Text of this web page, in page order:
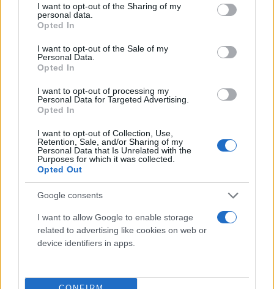
not limited to your visit or usage behaviour. You may click to
grant or deny consent to Google and its third-party tags to
use your data for below specified purposes in below Google
consent section.
I want to opt-out of the Sharing of my
personal data.
Opted In
I want to opt-out of the Sale of my
Personal Data.
Opted In
I want to opt-out of processing my
Personal Data for Targeted Advertising.
Opted In
I want to opt-out of Collection, Use,
Retention, Sale, and/or Sharing of my
Personal Data that Is Unrelated with the
Purposes for which it was collected.
Opted Out
Google consents
I want to allow Google to enable storage
related to advertising like cookies on web or
device identifiers in apps.
Ουσιαστικά έχει αρχίσει η αντίστροφη μέτρηση για
να ενταχθεί ξανά πλήρως στον Ολυμπιακό. Το
πιθανότερο αυτό είναι να συμβεί το Σάββατο. Και
μάλιστα σύμφωνα με τις πληροφορίες που
υπάρχουν θα πάρει και το Νο7. Θυμίζουμε πως ο
Φορτούνης είχε τεθεί τελείως εκτός των πλάνων
διάστημα βρέθηκε ξανά η χρυσή τομή για να